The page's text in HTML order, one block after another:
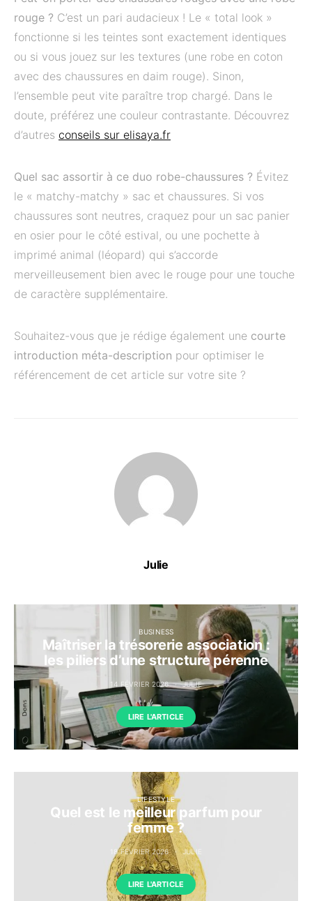
rouge ? C’est un pari audacieux ! Le « total look »
fonctionne si les teintes sont exactement identiques
ou si vous jouez sur les textures (une robe en coton
avec des chaussures en daim rouge). Sinon,
l’ensemble peut vite paraître trop chargé. Dans le
doute, préférez une couleur contrastante. Découvrez
d’autres conseils sur elisaya.fr
Quel sac assortir à ce duo robe-chaussures ? Évitez
le « matchy-matchy » sac et chaussures. Si vos
chaussures sont neutres, craquez pour un sac panier
en osier pour le côté estival, ou une pochette à
imprimé animal (léopard) qui s’accorde
merveilleusement bien avec le rouge pour une touche
de caractère supplémentaire.
Souhaitez-vous que je rédige également une courte
introduction méta-description pour optimiser le
référencement de cet article sur votre site ?
Julie
BUSINESS
Maîtriser la trésorerie association :
les piliers d’une structure pérenne
14 FÉVRIER 2026 JULIE
LIRE L'ARTICLE
LIFESTYLE
Quel est le meilleur parfum pour
femme ?
18 FÉVRIER 2026 JULIE
LIRE L'ARTICLE